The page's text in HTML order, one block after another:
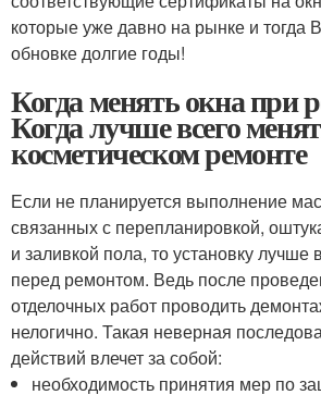
которые уже давно на рынке и тогда
обновке долгие годы!
Когда менять окна при
Когда лучше всего
косметическом ремонте
Если не планируется выполнение
связанных с перепланировкой,
и заливкой пола, то установку лучше
перед ремонтом. Ведь после
отделочных работ проводить
нелогично. Такая неверная
действий влечет за собой:
необходимость принятия мер по